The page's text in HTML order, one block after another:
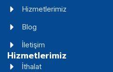
Hizmetlerimiz
Blog
İletişim
Hizmetlerimiz
İthalat